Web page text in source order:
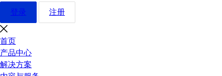
登录 注册
首页
产品中心
解决方案